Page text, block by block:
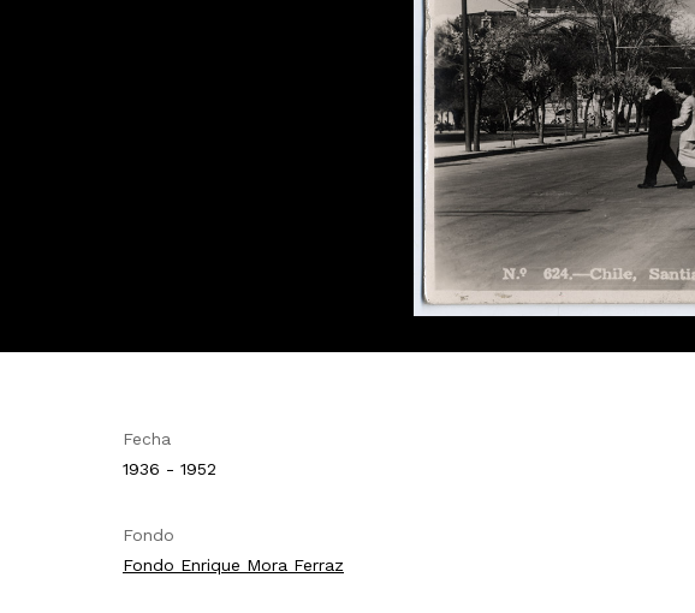
Fecha
1936 - 1952
Fondo
Fondo Enrique Mora Ferraz